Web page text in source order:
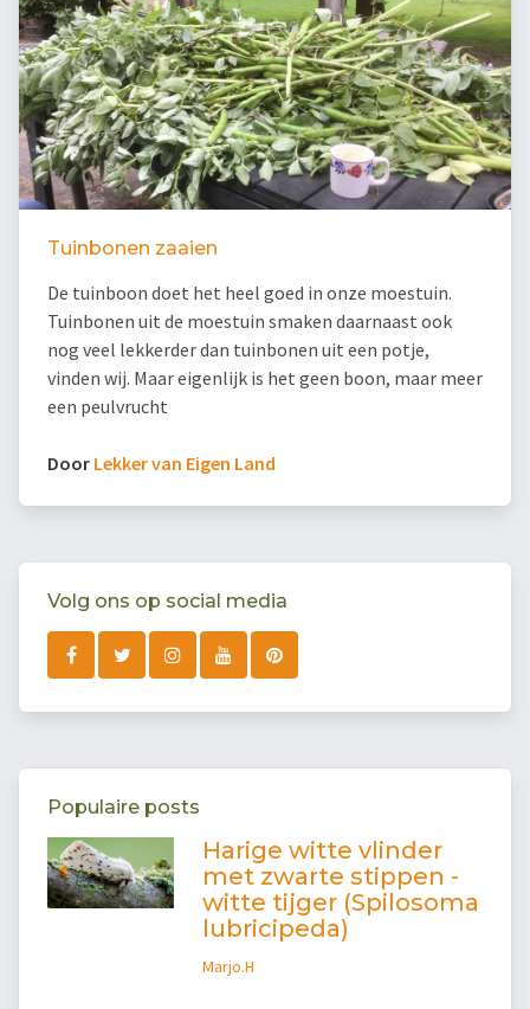
Tuinbonen zaaien
De tuinboon doet het heel goed in onze moestuin.
Tuinbonen uit de moestuin smaken daarnaast ook
nog veel lekkerder dan tuinbonen uit een potje,
vinden wij. Maar eigenlijk is het geen boon, maar meer
een peulvrucht
Door Lekker van Eigen Land
Volg ons op social media
Populaire posts
Harige witte vlinder
met zwarte stippen -
witte tijger (Spilosoma
lubricipeda)
Marjo.H